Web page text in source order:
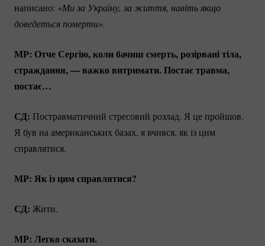
написано: «Ми за Україну, за життя, навіть якщо
доведеться померти».
МР: Отче Сергію, коли бачиш смерть, розірвані тіла,
страждання, — важко витримати. Постає травма,
постає…
СД: Постравматичний стресовий розлад. Я це пройшов.
Я був на американських базах, я вчився, як із цим
справлятися.
МР: Як із цим справлятися?
СД: Жити.
МР: Легко сказати.